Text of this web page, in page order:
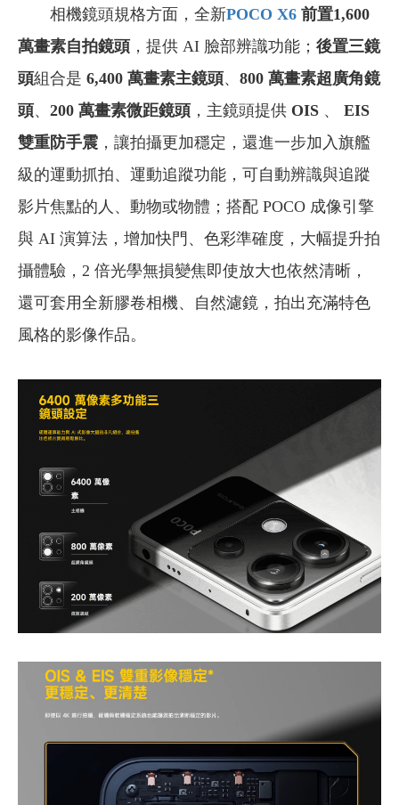
相機鏡頭規格方面，全新POCO X6 前置1,600
萬畫素自拍鏡頭 ，提供 AI 臉部辨識功能； 後置三鏡
頭組合是 6,400 萬畫素主鏡頭、 800 萬畫素超廣角鏡
頭、 200 萬畫素微距鏡頭 ，主鏡頭提供 OIS 、 EIS
雙重防手震 ，讓拍攝更加穩定，還進一步加入旗艦
級的運動抓拍、運動追蹤功能，可自動辨識與追蹤
影片焦點的人、動物或物體；搭配 POCO 成像引擎
與 AI 演算法，增加快門、色彩準確度，大幅提升拍
攝體驗，2 倍光學無損變焦即使放大也依然清晰，
還可套用全新膠卷相機、自然濾鏡，拍出充滿特色
風格的影像作品。